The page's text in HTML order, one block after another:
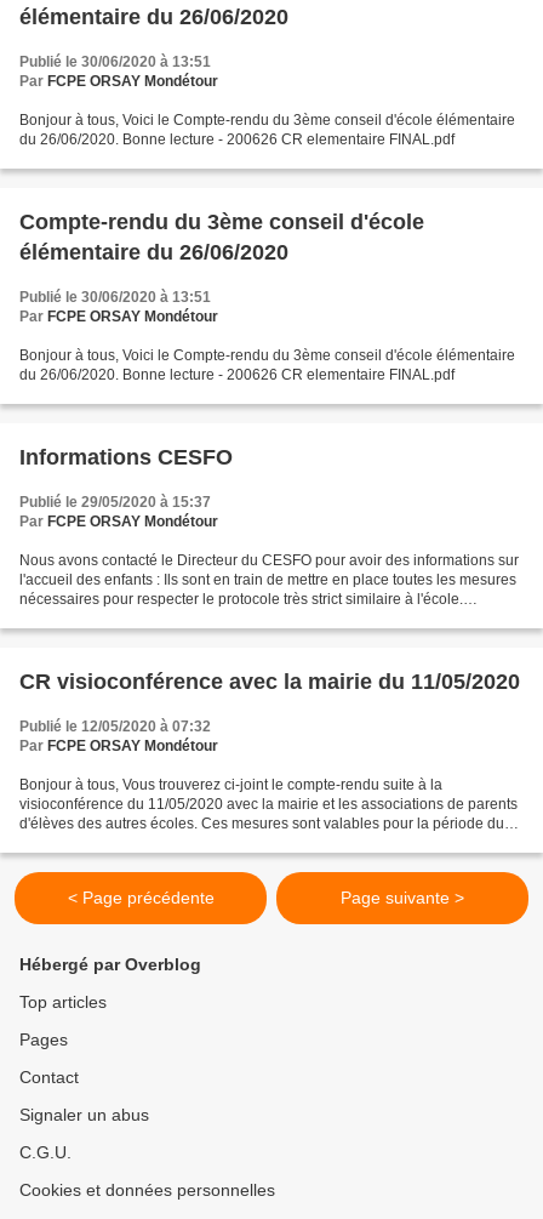
élémentaire du 26/06/2020
Publié le 30/06/2020 à 13:51
Par FCPE ORSAY Mondétour
Bonjour à tous, Voici le Compte-rendu du 3ème conseil d'école élémentaire
du 26/06/2020. Bonne lecture - 200626 CR elementaire FINAL.pdf
Compte-rendu du 3ème conseil d'école
élémentaire du 26/06/2020
Publié le 30/06/2020 à 13:51
Par FCPE ORSAY Mondétour
Bonjour à tous, Voici le Compte-rendu du 3ème conseil d'école élémentaire
du 26/06/2020. Bonne lecture - 200626 CR elementaire FINAL.pdf
Informations CESFO
Publié le 29/05/2020 à 15:37
Par FCPE ORSAY Mondétour
Nous avons contacté le Directeur du CESFO pour avoir des informations sur
l'accueil des enfants : Ils sont en train de mettre en place toutes les mesures
nécessaires pour respecter le protocole très strict similaire à l'école.
CR visioconférence avec la mairie du 11/05/2020
Publié le 12/05/2020 à 07:32
Par FCPE ORSAY Mondétour
Bonjour à tous, Vous trouverez ci-joint le compte-rendu suite à la
visioconférence du 11/05/2020 avec la mairie et les associations de parents
d'élèves des autres écoles. Ces mesures sont valables pour la période du
< Page précédente Page suivante >
Hébergé par Overblog
Top articles
Pages
Contact
Signaler un abus
C.G.U.
Cookies et données personnelles